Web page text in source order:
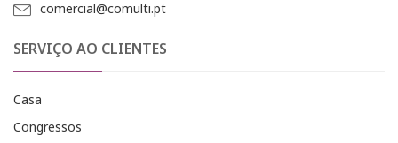
comercial@comulti.pt
SERVIÇO AO CLIENTES
Casa
Congressos